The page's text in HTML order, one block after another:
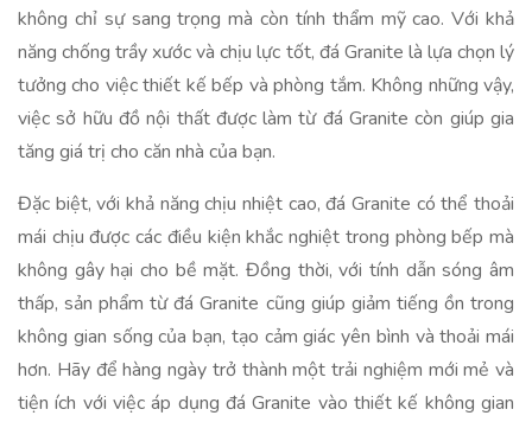
không chỉ sự sang trọng mà còn tính thẩm mỹ cao. Với khả
năng chống trầy xước và chịu lực tốt, đá Granite là lựa chọn lý
tưởng cho việc thiết kế bếp và phòng tắm. Không những vậy,
việc sở hữu đồ nội thất được làm từ đá Granite còn giúp gia
tăng giá trị cho căn nhà của bạn.
Đặc biệt, với khả năng chịu nhiệt cao, đá Granite có thể thoải
mái chịu được các điều kiện khắc nghiệt trong phòng bếp mà
không gây hại cho bề mặt. Đồng thời, với tính dẫn sóng âm
thấp, sản phẩm từ đá Granite cũng giúp giảm tiếng ồn trong
không gian sống của bạn, tạo cảm giác yên bình và thoải mái
hơn. Hãy để hàng ngày trở thành một trải nghiệm mới mẻ và
tiện ích với việc áp dụng đá Granite vào thiết kế không gian